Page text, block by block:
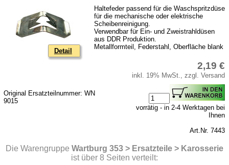
Detail
Haltefeder passend für die Waschspritzdüse
für die mechanische oder elektrische
Scheibenreinigung.
Verwendbar für Ein- und Zweistrahldüsen
aus DDR Produktion.
Metallformteil, Federstahl, Oberfläche blank
Original Ersatzteilnummer: WN
9015
2,19 €
inkl. 19% MwSt., zzgl. Versand
vorrätig - in 2-4 Werktagen bei
Ihnen
Art.Nr. 7443
Die Warengruppe Wartburg 353 > Ersatzteile > Karosserie
ist über 8 Seiten verteilt: